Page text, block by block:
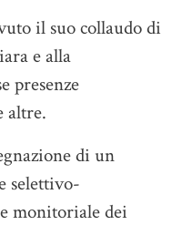
il suo collaudo di
e alla
presenze
altre.
di un
selettivo-
monitoriale dei